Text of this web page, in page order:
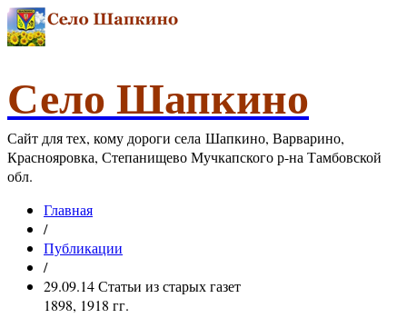
Село Шапкино
Сайт для тех, кому дороги села Шапкино, Варварино,
Краснояровка, Степанищево Мучкапского р-на Тамбовской
обл.
Главная
/
Публикации
/
29.09.14 Статьи из старых газет
1898, 1918 гг.